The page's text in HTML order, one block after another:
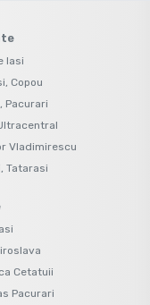
Iasi
Copou
Pacurari
Vladimirescu
Tatarasi
Cetatuii
Pacurari